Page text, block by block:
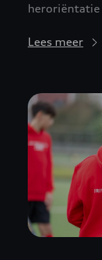
heroriëntatie
Lees meer